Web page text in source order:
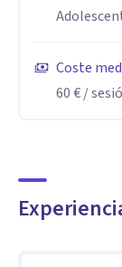
cambio que
Especialidad
Mi método es
la Familia
Coste
60 €/